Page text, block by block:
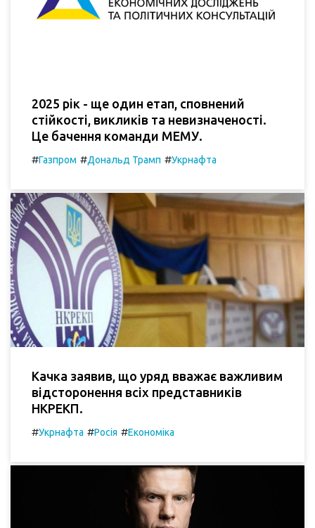
2025 рік - ще один етап, сповнений
стійкості, викликів та невизначеності.
Це бачення команди МЕМУ.
#Газпром #Дональд Трамп #Укрнафта
Качка заявив, що уряд вважає важливим
відсторонення всіх представників
НКРЕКП.
#Укрнафта #Росія #Економіка